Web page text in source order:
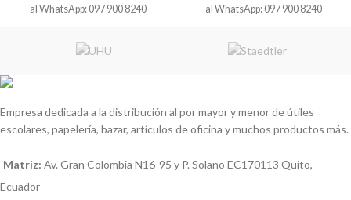
al WhatsApp: 097 900 8240
al WhatsApp: 097 900 8240
Empresa dedicada a la distribución al por mayor y menor de útiles
escolares, papelería, bazar, artículos de oficina y muchos productos más.
Matriz: Av. Gran Colombia N16-95 y P. Solano EC170113 Quito,
Ecuador